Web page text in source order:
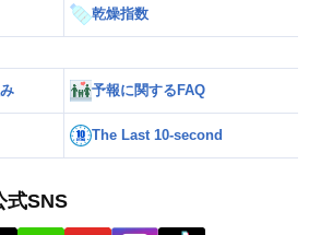
乾燥指数
予報に関するFAQ
The Last 10-second
式SNS